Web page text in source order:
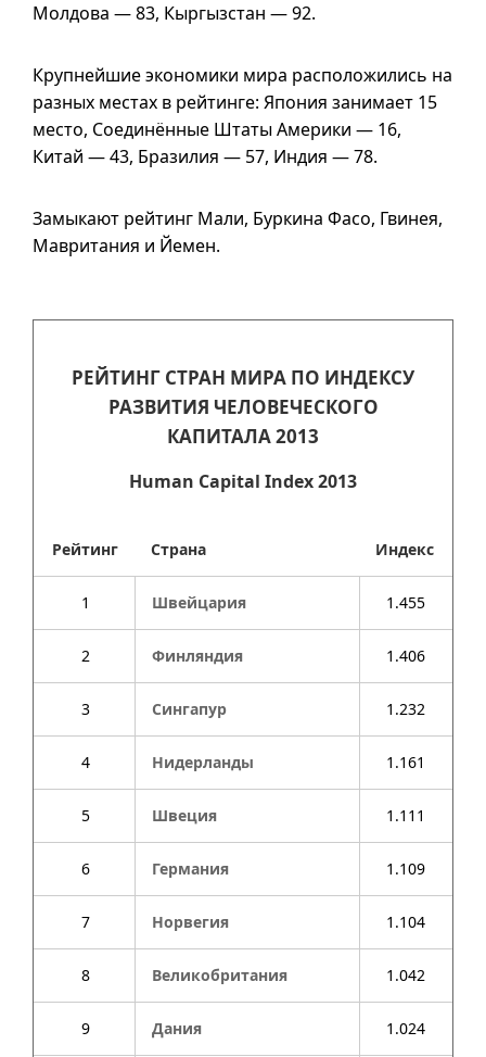
Молдова — 83, Кыргызстан — 92.
Крупнейшие экономики мира расположились на
разных местах в рейтинге: Япония занимает 15
место, Соединённые Штаты Америки — 16,
Китай — 43, Бразилия — 57, Индия — 78.
Замыкают рейтинг Мали, Буркина Фасо, Гвинея,
Мавритания и Йемен.
РЕЙТИНГ СТРАН МИРА ПО ИНДЕКСУ
РАЗВИТИЯ ЧЕЛОВЕЧЕСКОГО
КАПИТАЛА 2013
Human Capital Index 2013
Рейтинг Страна Индекс
1 Швейцария 1.455
2 Финляндия 1.406
3 Сингапур 1.232
4 Нидерланды 1.161
5 Швеция 1.111
6 Германия 1.109
7 Норвегия 1.104
8 Великобритания 1.042
9 Дания 1.024